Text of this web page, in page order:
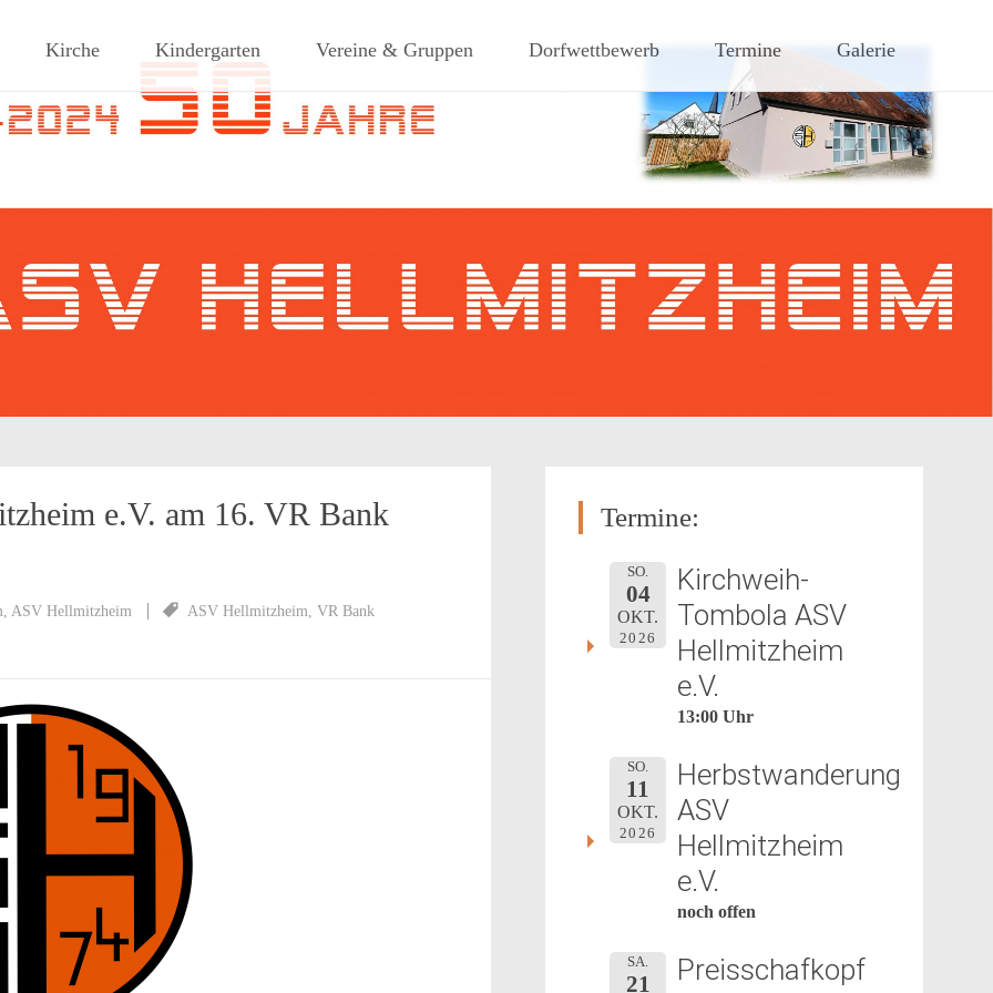
Dorf am Rande des südlichen Steigerwaldes
Kirche Kindergarten Vereine & Gruppen Dorfwettbewerb Termine Galerie
e.V. am 16. VR Bank
, ASV Hellmitzheim ASV Hellmitzheim, VR Bank
Termine:
SO.
04
OKT.
2026
Kirchweih-
Tombola ASV
Hellmitzheim
e.V.
13:00 Uhr
SO.
11
OKT.
2026
Herbstwanderung
ASV
Hellmitzheim
e.V.
noch offen
SA.
21
Preisschafkopf